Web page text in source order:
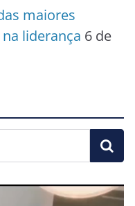
maiores
liderança 6 de